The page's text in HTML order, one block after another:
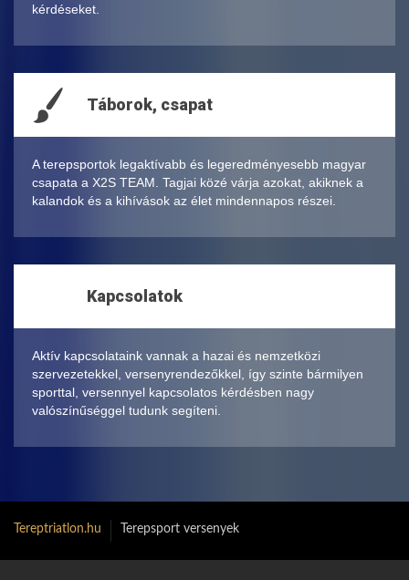
kérdéseket.
Táborok, csapat
A terepsportok legaktívabb és legeredményesebb magyar
csapata a X2S TEAM. Tagjai közé várja azokat, akiknek a
kalandok és a kihívások az élet mindennapos részei.
Kapcsolatok
Aktív kapcsolataink vannak a hazai és nemzetközi
szervezetekkel, versenyrendezőkkel, így szinte bármilyen
sporttal, versennyel kapcsolatos kérdésben nagy
valószínűséggel tudunk segíteni.
Tereptriatlon.hu Terepsport versenyek